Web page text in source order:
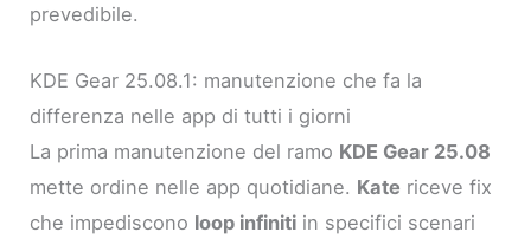
prevedibile.
KDE Gear 25.08.1: manutenzione che fa la
differenza nelle app di tutti i giorni
La prima manutenzione del ramo KDE Gear 25.08
mette ordine nelle app quotidiane. Kate riceve fix
che impediscono loop infiniti in specifici scenari